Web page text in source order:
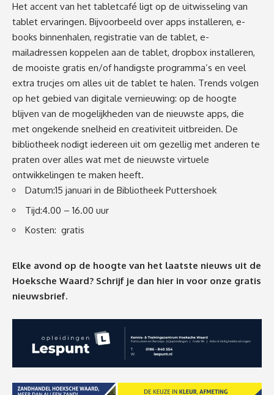
Het accent van het tabletcafé ligt op de uitwisseling van
tablet ervaringen. Bijvoorbeeld over apps installeren, e-
books binnenhalen, registratie van de tablet, e-
mailadressen koppelen aan de tablet, dropbox installeren,
de mooiste gratis en/of handigste programma’s en veel
extra trucjes om alles uit de tablet te halen. Trends volgen
op het gebied van digitale vernieuwing: op de hoogte
blijven van de mogelijkheden van de nieuwste apps, die
met ongekende snelheid en creativiteit uitbreiden. De
bibliotheek nodigt iedereen uit om gezellig met anderen te
praten over alles wat met de nieuwste virtuele
ontwikkelingen te maken heeft.
Datum:15 januari in de Bibliotheek Puttershoek
Tijd:4.00 – 16.00 uur
Kosten: gratis
Elke avond op de hoogte van het laatste nieuws uit de
Hoeksche Waard? Schrijf je dan hier in voor onze gratis
nieuwsbrief.